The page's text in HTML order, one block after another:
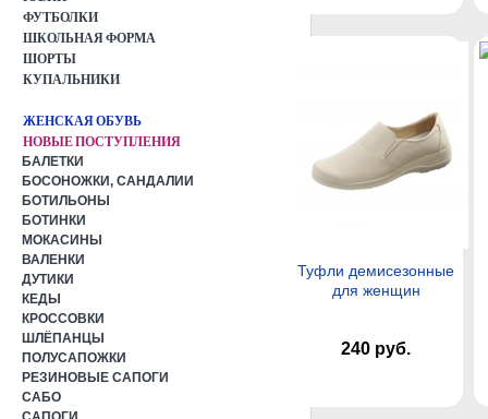
ФУТБОЛКИ
ШКОЛЬНАЯ ФОРМА
ШОРТЫ
КУПАЛЬНИКИ
ЖЕНСКАЯ ОБУВЬ
НОВЫЕ ПОСТУПЛЕНИЯ
БАЛЕТКИ
БОСОНОЖКИ, САНДАЛИИ
БОТИЛЬОНЫ
БОТИНКИ
МОКАСИНЫ
ВАЛЕНКИ
ДУТИКИ
КЕДЫ
КРОССОВКИ
ШЛЁПАНЦЫ
ПОЛУСАПОЖКИ
РЕЗИНОВЫЕ САПОГИ
САБО
Туфли демисезонные
для женщин
240 руб.